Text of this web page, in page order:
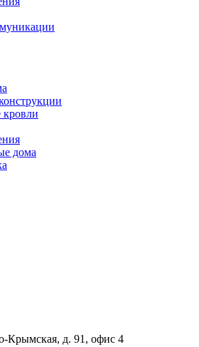
дома
Крымская, д. 91, офис 4